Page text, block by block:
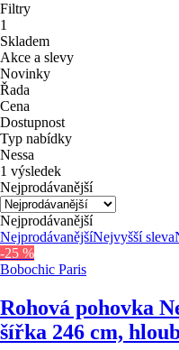
Filtry
1
Skladem
Akce a slevy
Novinky
Řada
Cena
Dostupnost
Typ nabídky
Nessa
1 výsledek
Nejprodávanější
Nejprodávanější
NejprodávanějšíNejvyšší sleva
-25 %
Bobochic Paris
Rohová pohovka
šířka 246 cm,